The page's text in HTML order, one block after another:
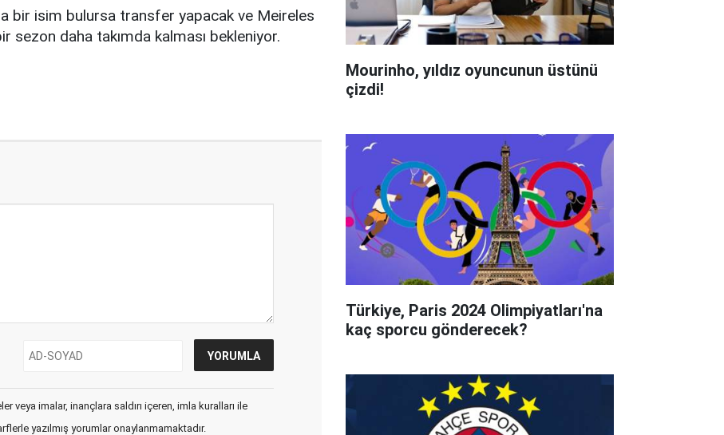
bir isim bulursa transfer yapacak ve Meireles
daha takımda kalması bekleniyor.
veya imalar, inançlara saldırı içeren, imla kuralları ile
yazılmış yorumlar onaylanmamaktadır.
Mourinho, yıldız oyuncunun üstünü
çizdi!
Türkiye, Paris 2024 Olimpiyatları'na
kaç sporcu gönderecek?